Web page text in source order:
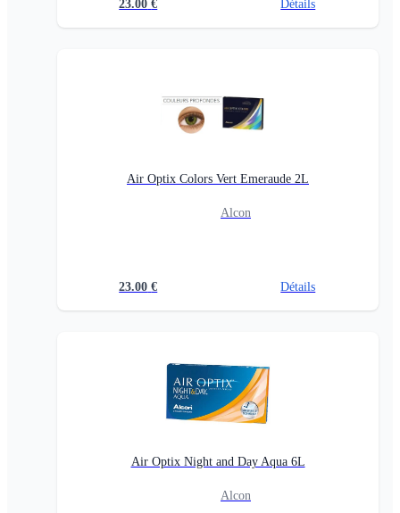
23.00 € Détails
Air Optix Colors Vert Emeraude 2L
Alcon
23.00 € Détails
Air Optix Night and Day Aqua 6L
Alcon